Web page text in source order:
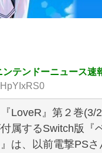
テンドーニュース速
LoveR』第２巻(3/
属するSwitch版『
は、以前電撃PSさ